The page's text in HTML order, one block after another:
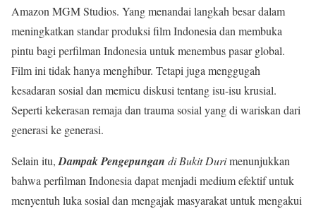
Amazon MGM Studios. Yang menandai langkah besar dalam
meningkatkan standar produksi film Indonesia dan membuka
pintu bagi perfilman Indonesia untuk menembus pasar global.
Film ini tidak hanya menghibur. Tetapi juga menggugah
kesadaran sosial dan memicu diskusi tentang isu-isu krusial.
Seperti kekerasan remaja dan trauma sosial yang di wariskan dari
generasi ke generasi.
Selain itu,DampakPengepungan di Bukit Durimenunjukkan
bahwa perfilman Indonesia dapat menjadi medium efektif untuk
menyentuh luka sosial dan mengajak masyarakat untuk mengakui